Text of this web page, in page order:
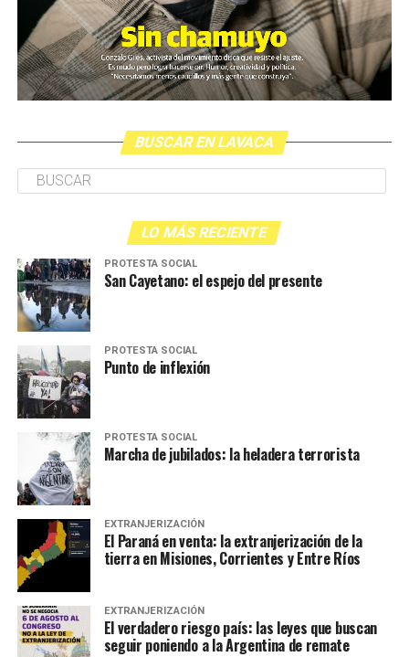
BUSCAR EN LAVACA
LO MÁS RECIENTE
PROTESTA SOCIAL
San Cayetano: el espejo del presente
PROTESTA SOCIAL
Punto de inflexión
PROTESTA SOCIAL
Marcha de jubilados: la heladera terrorista
EXTRANJERIZACIÓN
El Paraná en venta: la extranjerización de la
tierra en Misiones, Corrientes y Entre Ríos
EXTRANJERIZACIÓN
El verdadero riesgo país: las leyes que buscan
seguir poniendo a la Argentina de remate